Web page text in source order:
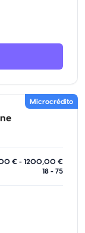
Microcrédito
€ - 1200,00 €
18 - 75